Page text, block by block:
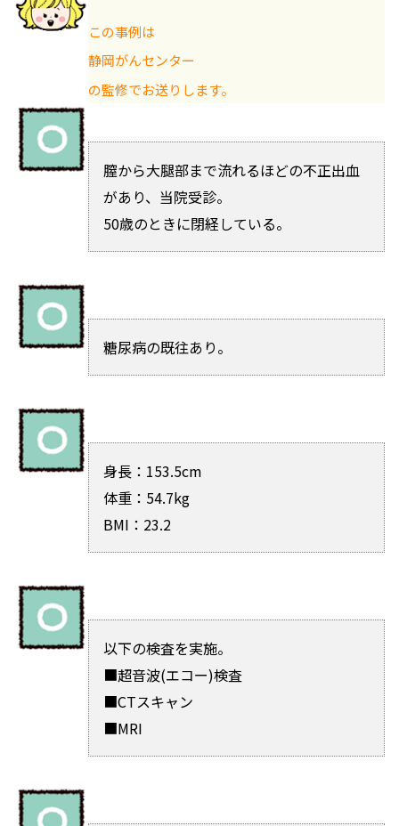
この事例は
静岡がんセンター
の監修でお送りします。
膣から大腿部まで流れるほどの不正出血
があり、当院受診。
50歳のときに閉経している。
糖尿病の既往あり。
身長：153.5cm
体重：54.7kg
BMI：23.2
以下の検査を実施。
■超音波(エコー)検査
■CTスキャン
■MRI